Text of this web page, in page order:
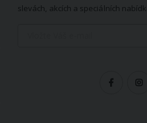
slevách, akcích a speciálních